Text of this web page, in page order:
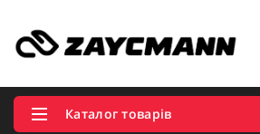
Каталог товарів